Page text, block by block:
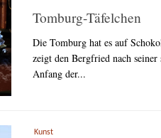
Tomburg-Täfelchen
Die Tomburg hat es auf
zeigt den Bergfried nach
Anfang der...
Kunst